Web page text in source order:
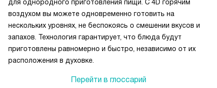
для однородного приготовления пищи. С 4D горячим
воздухом вы можете одновременно готовить на
нескольких уровнях, не беспокоясь о смешении вкусов и
запахов. Технология гарантирует, что блюда будут
приготовлены равномерно и быстро, независимо от их
расположения в духовке.
Перейти в глоссарий